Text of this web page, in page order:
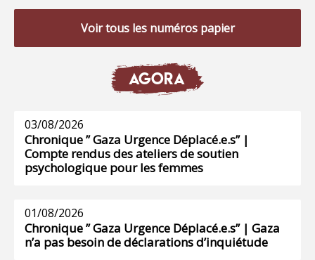
Voir tous les numéros papier
AGORA
03/08/2026
Chronique ” Gaza Urgence Déplacé.e.s” |
Compte rendus des ateliers de soutien
psychologique pour les femmes
01/08/2026
Chronique ” Gaza Urgence Déplacé.e.s” | Gaza
n’a pas besoin de déclarations d’inquiétude